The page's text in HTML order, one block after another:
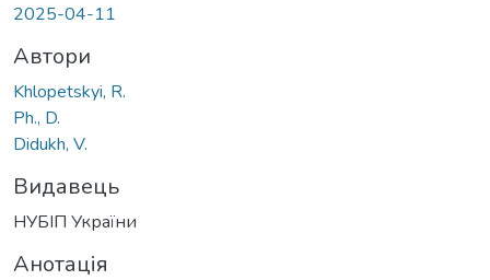
2025-04-11
Автори
Khlopetskyi, R.
Ph., D.
Didukh, V.
Видавець
НУБІП України
Анотація